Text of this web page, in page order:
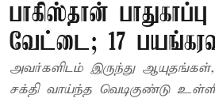
பாகிஸ்தான்
வேட்டை; 17
அவர்களிடம் இருந்து
சக்தி வாய்ந்த வெடிகுண்டு